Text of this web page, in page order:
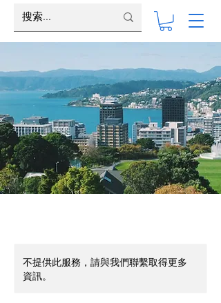
不提供此服務，請與我們聯繫取得更多
資訊。